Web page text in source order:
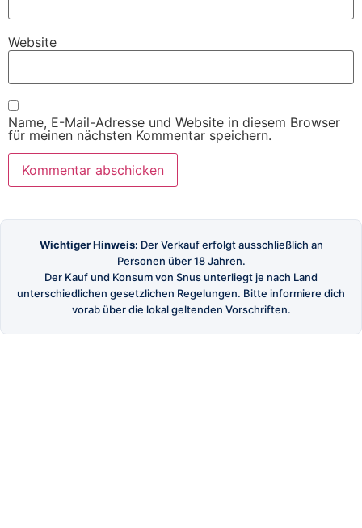
Website
Name, E-Mail-Adresse und Website in diesem Browser
für meinen nächsten Kommentar speichern.
Wichtiger Hinweis: Der Verkauf erfolgt ausschließlich an
Personen über 18 Jahren.
Der Kauf und Konsum von Snus unterliegt je nach Land
unterschiedlichen gesetzlichen Regelungen. Bitte informiere dich
vorab über die lokal geltenden Vorschriften.